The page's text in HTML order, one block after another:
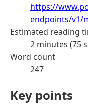
https://
endpoints/v1/
Estimated reading
2 minutes (75
Word count
247
Key points